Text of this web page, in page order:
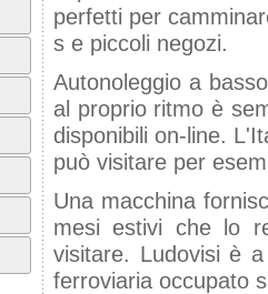
perfetti per
s e piccoli negozi.
Autonoleggio a
al proprio ritmo è
disponibili on-line.
può visitare per
Una macchina
mesi estivi che lo
visitare. Ludovisi è
ferroviaria occupato